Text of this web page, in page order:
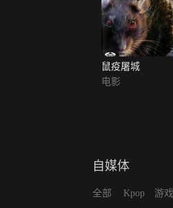
鼠疫屠城
电影
自媒体
全部 Kpop 游戏